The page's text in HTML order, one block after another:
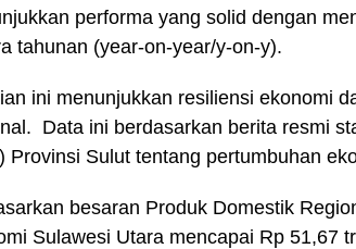
performa yang solid dengan
tahunan (year-on-year/y-on-y).
ini menunjukkan resiliensi ekonomi
Data ini berdasarkan berita resmi
Provinsi Sulut tentang pertumbuhan
besaran Produk Domestik
Sulawesi Utara mencapai Rp 51,67